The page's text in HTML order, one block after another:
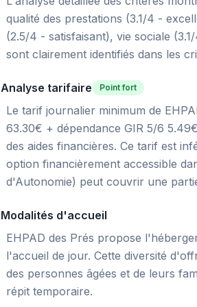
qualité des prestations (3.1/4 -
(2.5/4 - satisfaisant), vie sociale
sont clairement identifiés dans les
Analyse tarifaire Point fort
Le tarif journalier minimum de
63.30€ + dépendance GIR 5/6
des aides financières. Ce tarif est
option financièrement accessible
d'Autonomie) peut couvrir une
Modalités d'accueil
EHPAD des Prés propose
l'accueil de jour. Cette diversité
des personnes âgées et de leurs
répit temporaire.